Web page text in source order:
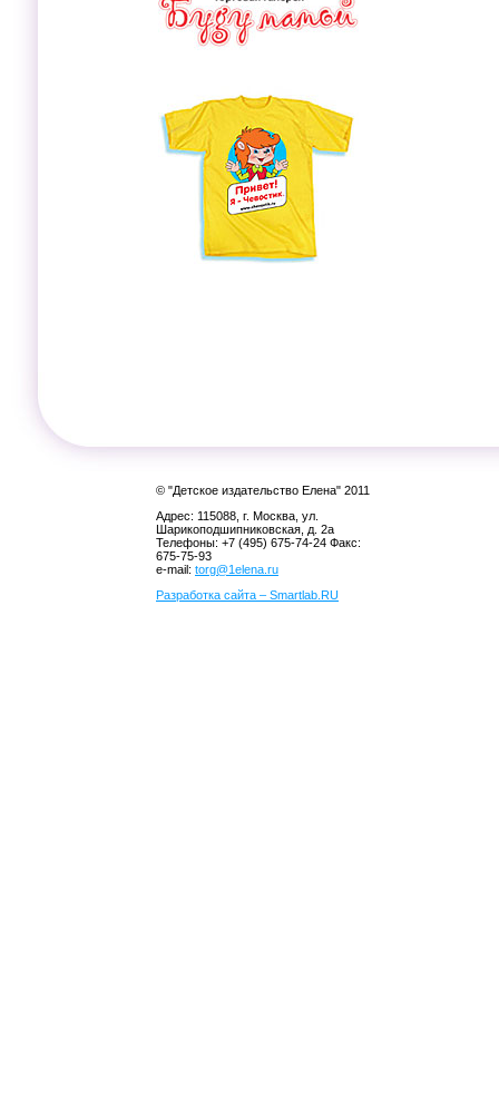
© "Детское издательство Елена" 2011
Адрес: 115088, г. Москва, ул.
Шарикоподшипниковская, д. 2а
Телефоны: +7 (495) 675-74-24 Факс:
675-75-93
e-mail: torg@1elena.ru
Разработка сайта – Smartlab.RU